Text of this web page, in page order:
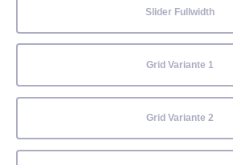
Slider Fullwidth
Grid Variante 1
Grid Variante 2